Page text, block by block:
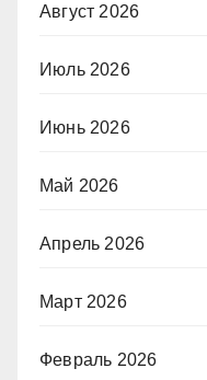
Август 2026
Июль 2026
Июнь 2026
Май 2026
Апрель 2026
Март 2026
Февраль 2026